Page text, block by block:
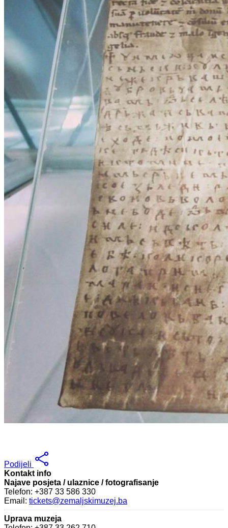
Podijeli
Kontakt info
Najave posjeta / ulaznice / fotografisanje
Telefon: +387 33 586 330
Email: tickets@zemaljskimuzej.ba
Uprava muzeja